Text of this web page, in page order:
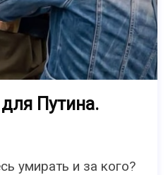
Путина.
умирать и за кого?